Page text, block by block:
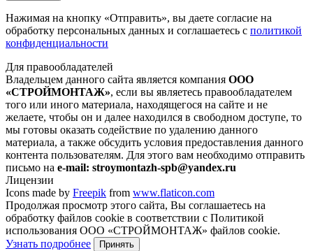
Нажимая на кнопку «Отправить», вы даете согласие на
обработку персональных данных и соглашаетесь с политикой
конфиденциальности
Для правообладателей
Владельцем данного сайта является компания ООО
«СТРОЙМОНТАЖ», если вы являетесь правообладателем
того или иного материала, находящегося на сайте и не
желаете, чтобы он и далее находился в свободном доступе, то
мы готовы оказать содействие по удалению данного
материала, а также обсудить условия предоставления данного
контента пользователям. Для этого вам необходимо отправить
письмо на e-mail: stroymontazh-spb@yandex.ru
Лицензии
Icons made by Freepik from www.flaticon.com
Продолжая просмотр этого сайта, Вы соглашаетесь на
обработку файлов cookie в соответствии с Политикой
использования ООО «СТРОЙМОНТАЖ» файлов cookie.
Узнать подробнее
Принять